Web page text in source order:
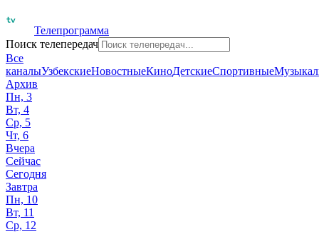
Телепрограмма
Поиск телепередач
Все
каналыУзбекскиеНовостныеКиноДетскиеСпортивные
Архив
Пн, 3
Вт, 4
Ср, 5
Чт, 6
Вчера
Сейчас
Сегодня
Завтра
Пн, 10
Вт, 11
Ср, 12